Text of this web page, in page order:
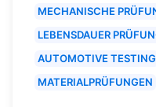
MECHANISCHE
LEBENSDAUER
AUTOMOTIVE TESTING
MATERIALPRÜFUNGEN